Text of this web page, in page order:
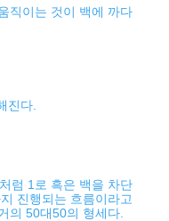
직이는 것이 백에 까다
진다.
럼 1로 흑은 백을 차단
진행되는 흐름이라고
의 50대50의 형세다.